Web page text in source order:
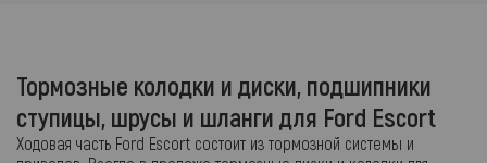
Тормозные колодки и диски, подшипники
ступицы, шрусы и шланги для Ford Escort
Ходовая часть Ford Escort состоит из тормозной системы и